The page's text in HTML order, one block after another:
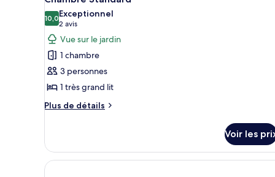
Sea
Facing
Bed,
Sea
Facing
toutes
les
photos
pour
ce
type
de
chambre :
10,010,0 sur 10
Exceptionnel
2 avis
(2 avis)
Vue sur le jardin
1 chambre
3 personnes
1 très grand lit
Plus de détails
Plus
le
type
de
Voir les